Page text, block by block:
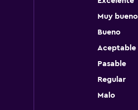
Muy bueno
Bueno
Aceptable
Pasable
Regular
Malo